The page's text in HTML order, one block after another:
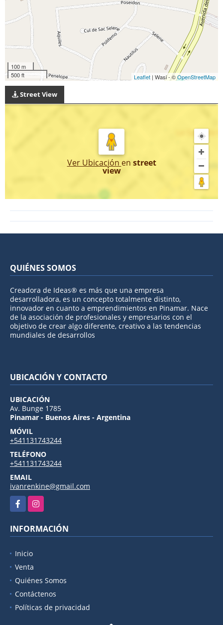
100 m
500 ft
Leaflet | Wasi - ©OpenStreetMap
Street View
Ver Ubicación en street
view
QUIÉNES SOMOS
Creadora de Ideas® es más que una empresa
desarrolladora, es un concepto totalmente distinto,
innovador en cuanto a emprendimientos en Pinamar. Nace
de la asociación de profesionales y empresarios con el
objetivo de crear algo diferente, creativo a las tendencias
mundiales de desarrollos
UBICACIÓN Y CONTACTO
UBICACIÓN
Av. Bunge 1785
Pinamar - Buenos Aires - Argentina
MÓVIL
+541131743244
TELÉFONO
+541131743244
EMAIL
ivanrenkine@gmail.com
FacebookInstagram
INFORMACIÓN
Inicio
Venta
Quiénes Somos
Contáctenos
Políticas de privacidad